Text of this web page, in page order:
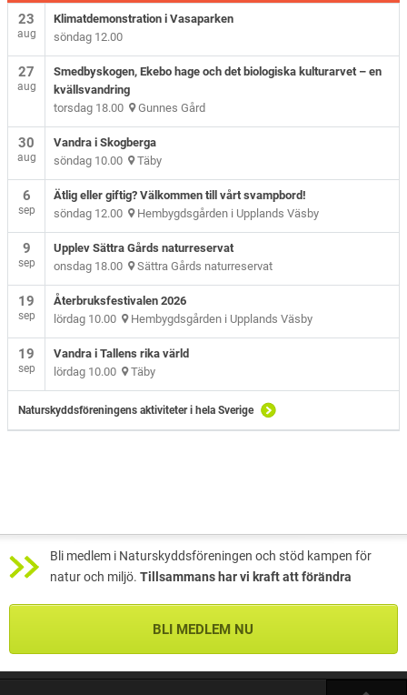
23
aug
Klimatdemonstration i Vasaparken
söndag 12.00
27
aug
Smedbyskogen, Ekebo hage och det biologiska kulturarvet – en
kvällsvandring
torsdag 18.00 Gunnes Gård
30
aug
Vandra i Skogberga
söndag 10.00 Täby
6
sep
Ätlig eller giftig? Välkommen till vårt svampbord!
söndag 12.00 Hembygdsgården i Upplands Väsby
9
sep
Upplev Sättra Gårds naturreservat
onsdag 18.00 Sättra Gårds naturreservat
19
sep
Återbruksfestivalen 2026
lördag 10.00 Hembygdsgården i Upplands Väsby
19
sep
Vandra i Tallens rika värld
lördag 10.00 Täby
Naturskyddsföreningens aktiviteter i hela Sverige
Bli medlem i Naturskyddsföreningen och stöd kampen för
natur och miljö. Tillsammans har vi kraft att förändra
BLI MEDLEM NU